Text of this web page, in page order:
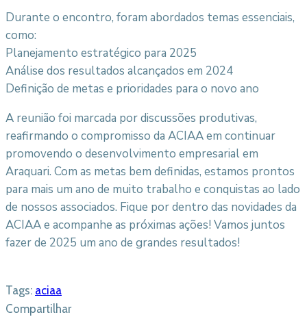
Durante o encontro, foram abordados temas essenciais,
como:
Planejamento estratégico para 2025
Análise dos resultados alcançados em 2024
Definição de metas e prioridades para o novo ano
A reunião foi marcada por discussões produtivas,
reafirmando o compromisso da ACIAA em continuar
promovendo o desenvolvimento empresarial em
Araquari. Com as metas bem definidas, estamos prontos
para mais um ano de muito trabalho e conquistas ao lado
de nossos associados. Fique por dentro das novidades da
ACIAA e acompanhe as próximas ações! Vamos juntos
fazer de 2025 um ano de grandes resultados!
Tags: aciaa
Compartilhar